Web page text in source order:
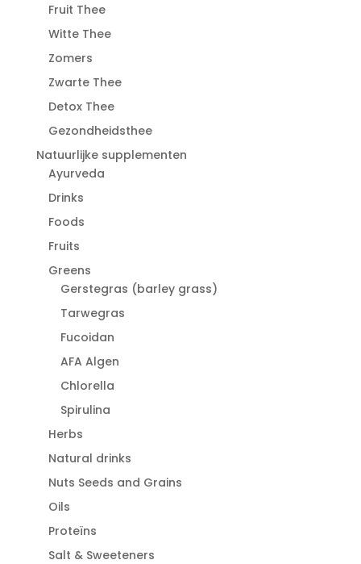
Fruit Thee
Witte Thee
Zomers
Zwarte Thee
Detox Thee
Gezondheidsthee
Natuurlijke supplementen
Ayurveda
Drinks
Foods
Fruits
Greens
Gerstegras (barley grass)
Tarwegras
Fucoidan
AFA Algen
Chlorella
Spirulina
Herbs
Natural drinks
Nuts Seeds and Grains
Oils
Proteïns
Salt & Sweeteners